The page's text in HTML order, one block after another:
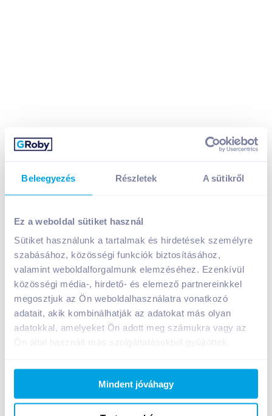
Beleegyezés Részletek A sütikről
Ez a weboldal sütiket használ
Sütiket használunk a tartalmak és hirdetések személyre
szabásához, közösségi funkciók biztosításához,
valamint weboldalforgalmunk elemzéséhez. Ezenkívül
közösségi média-, hirdető- és elemező partnereinkkel
megosztjuk az Ön weboldalhasználatra vonatkozó
adatait, akik kombinálhatják az adatokat más olyan
adatokkal, amelyeket Ön adott meg számukra vagy az
Mindent jóváhagy
Kotányi sertéssült fűszersó 30 g
469Ft /db
Egységár: 15 633Ft /kg
Nettó eladási ár: 369Ft /db(27% áfa)
+1 karton a kosárba